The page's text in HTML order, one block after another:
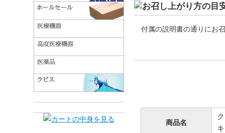
付属の説明書の通りにお
商品名